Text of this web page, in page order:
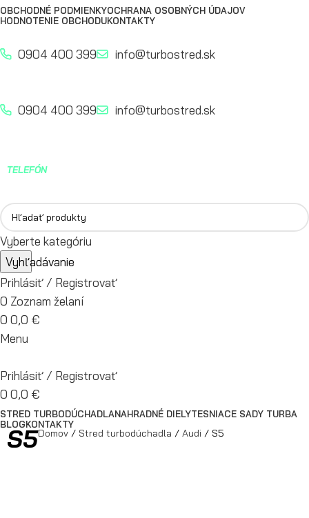
OBCHODNÉ PODMIENKYOCHRANA OSOBNÝCH ÚDAJOV
HODNOTENIE OBCHODUKONTAKTY
0904 400 399 info@turbostred.sk
0904 400 399 info@turbostred.sk
TELEFÓN
Vyberte kategóriu
Vyhľadávanie
Prihlásiť / Registrovať
0 Zoznam želaní
0 0,0 €
Menu
Prihlásiť / Registrovať
0 0,0 €
STRED TURBODÚCHADLANAHRADNÉ DIELYTESNIACE SADY TURBA
BLOGKONTAKTY
S5Domov Stred turbodúchadla Audi S5